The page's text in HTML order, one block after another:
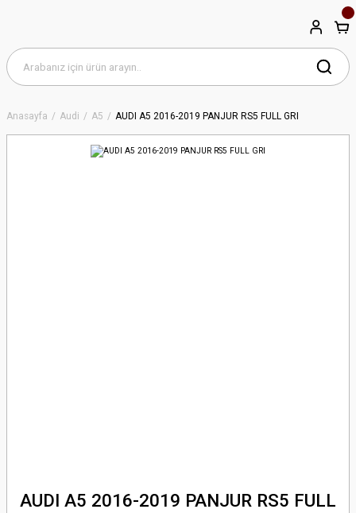
Anasayfa Audi A5 AUDI A5 2016-2019 PANJUR RS5 FULL GRI
AUDI A5 2016-2019 PANJUR RS5 FULL